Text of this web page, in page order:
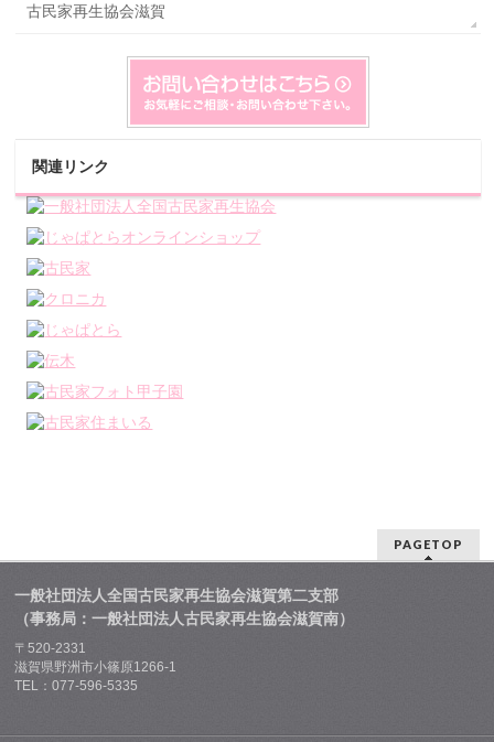
古民家再生協会滋賀
関連リンク
PAGETOP
一般社団法人全国古民家再生協会滋賀第二支部
（事務局：一般社団法人古民家再生協会滋賀南）
〒520-2331
滋賀県野洲市小篠原1266-1
TEL：077-596-5335